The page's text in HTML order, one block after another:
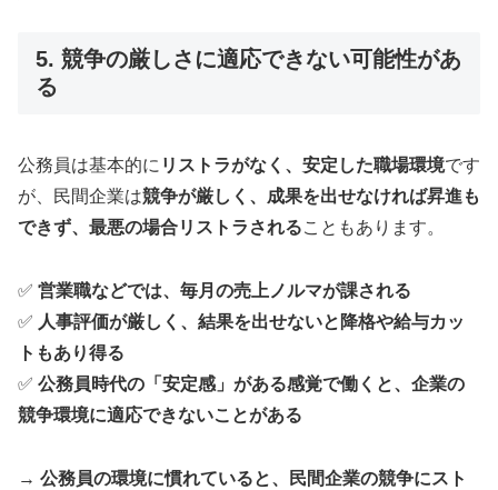
5. 競争の厳しさに適応できない可能性があ
る
公務員は基本的に リストラがなく、安定した職場環境です
が、民間企業は競争が厳しく、成果を出せなければ昇進も
できず、最悪の場合リストラされることもあります。
✅ 営業職などでは、毎月の売上ノルマが課される
✅ 人事評価が厳しく、結果を出せないと降格や給与カッ
トもあり得る
✅ 公務員時代の「安定感」がある感覚で働くと、企業の
競争環境に適応できないことがある
→ 公務員の環境に慣れていると、民間企業の競争にスト